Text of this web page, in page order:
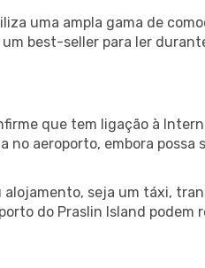
uma ampla gama de
best-seller para ler
que tem ligação à
no aeroporto, embora possa
alojamento, seja um táxi,
do Praslin Island podem